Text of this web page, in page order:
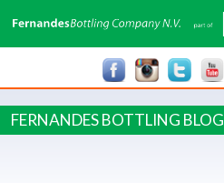
FERNANDES BOTTLING BLOG